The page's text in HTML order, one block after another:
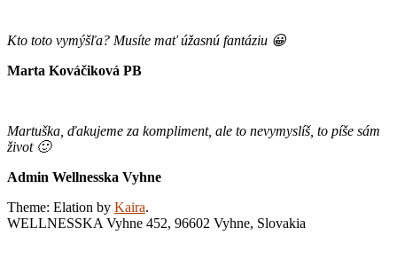
Kto toto vymýšľa? Musíte mať úžasnú fantáziu 😀
Marta Kováčiková PB
Martuška, ďakujeme za kompliment, ale to nevymyslíš, to píše sám
život 🙂
Admin Wellnesska Vyhne
Theme: Elation by Kaira.
WELLNESSKA Vyhne 452, 96602 Vyhne, Slovakia